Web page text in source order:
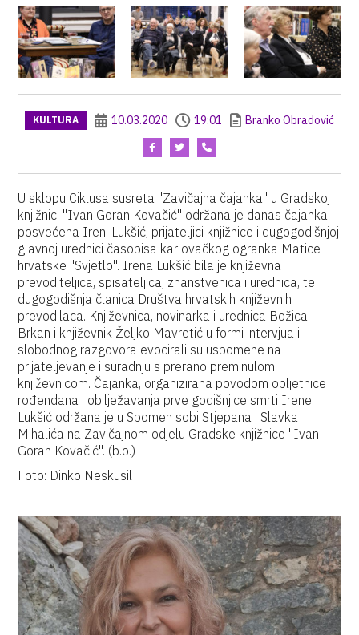
KULTURA 10.03.2020 19:01 Branko Obradović
U sklopu Ciklusa susreta "Zavičajna čajanka" u Gradskoj
knjižnici "Ivan Goran Kovačić" održana je danas čajanka
posvećena Ireni Lukšić, prijateljici knjižnice i dugogodišnjoj
glavnoj urednici časopisa karlovačkog ogranka Matice
hrvatske "Svjetlo". Irena Lukšić bila je književna
prevoditeljica, spisateljica, znanstvenica i urednica, te
dugogodišnja članica Društva hrvatskih književnih
prevodilaca. Književnica, novinarka i urednica Božica
Brkan i književnik Željko Mavretić u formi intervjua i
slobodnog razgovora evocirali su uspomene na
prijateljevanje i suradnju s prerano preminulom
književnicom. Čajanka, organizirana povodom obljetnice
rođendana i obilježavanja prve godišnjice smrti Irene
Lukšić održana je u Spomen sobi Stjepana i Slavka
Mihalića na Zavičajnom odjelu Gradske knjižnice "Ivan
Goran Kovačić". (b.o.)
Foto: Dinko Neskusil